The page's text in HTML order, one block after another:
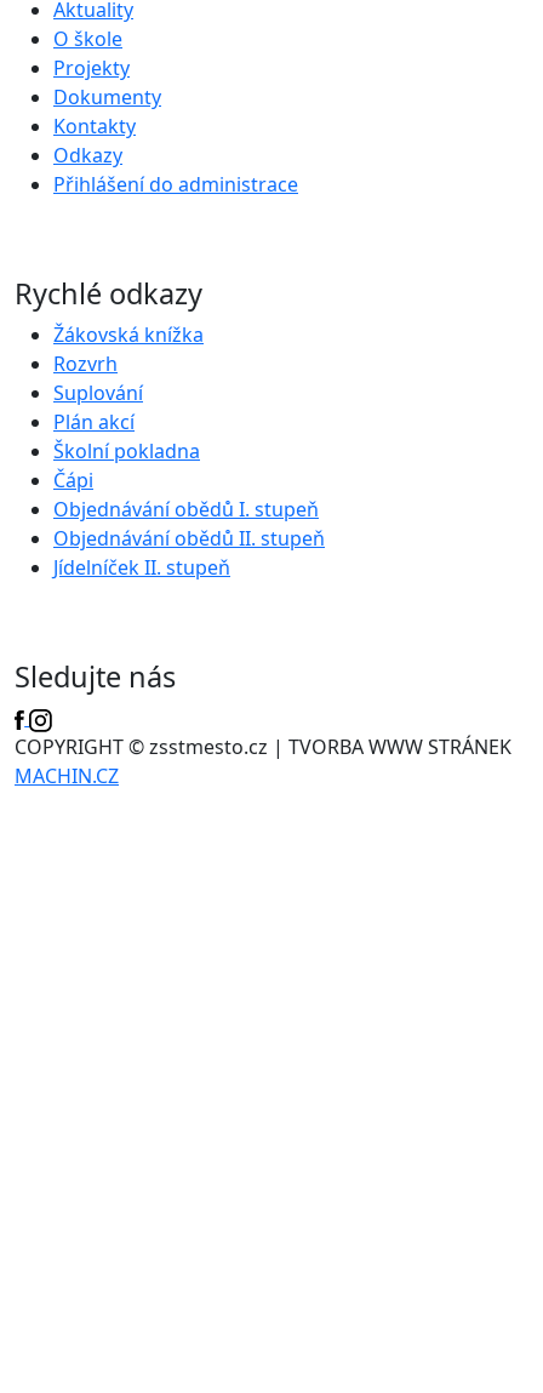
Aktuality
O škole
Projekty
Dokumenty
Kontakty
Odkazy
Přihlášení do administrace
Rychlé odkazy
Žákovská knížka
Rozvrh
Suplování
Plán akcí
Školní pokladna
Čápi
Objednávání obědů I. stupeň
Objednávání obědů II. stupeň
Jídelníček II. stupeň
Sledujte nás
COPYRIGHT © zsstmesto.cz | TVORBA WWW STRÁNEK
MACHIN.CZ